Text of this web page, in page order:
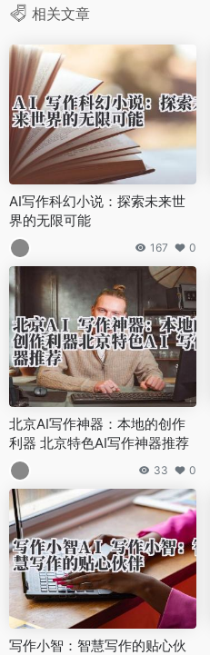
相关文章
AI写作科幻小说：探索未来世
界的无限可能
167 0
北京AI写作神器：本地的创作
利器 北京特色AI写作神器推荐
33 0
写作小智：智慧写作的贴心伙